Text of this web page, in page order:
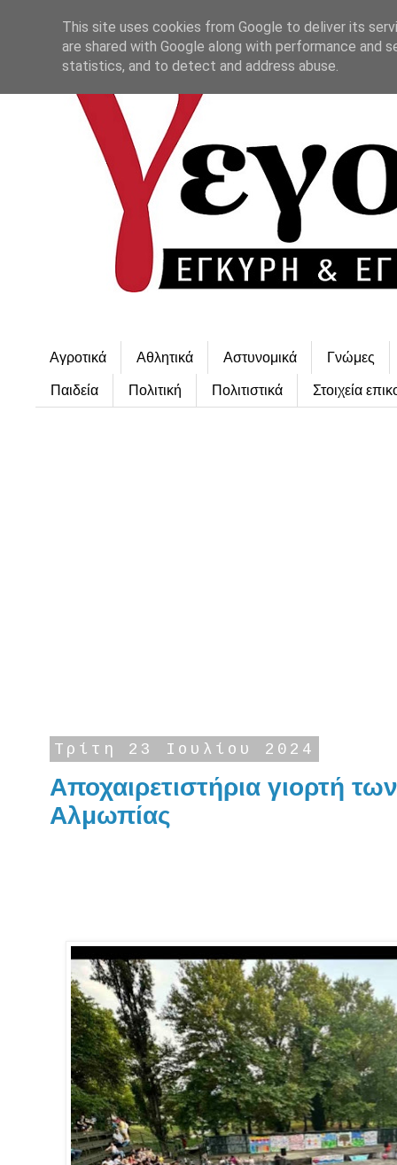
Αγροτικά Αθλητικά Αστυνομικά Γνώμες
Παιδεία Πολιτική Πολιτιστικά Στοιχεία
Τρίτη 23 Ιουλίου 2024
Αποχαιρετιστήρια γιορτή
Αλμωπίας
This site uses cookies from Google to deliver its
are shared with Google along with performance and
statistics, and to detect and address abuse.